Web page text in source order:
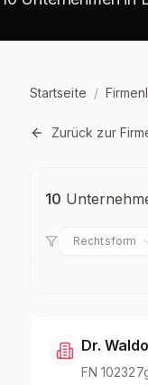
Startseite /
Zurück zur
10
Rechtsform
Dr.
FN